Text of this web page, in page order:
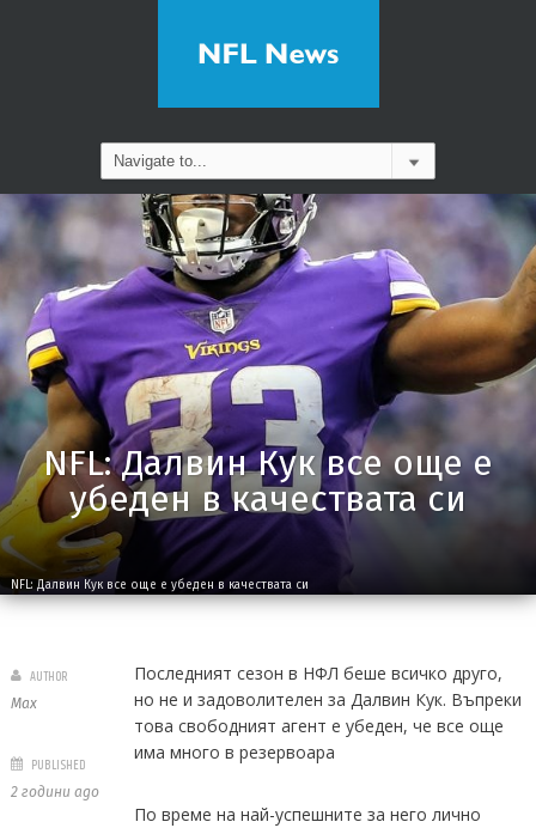
NFL: Далвин Кук все още е
убеден в качествата си
NFL: Далвин Кук все още е убеден в качествата си
Последният сезон в НФЛ беше всичко друго,
но не и задоволителен за Далвин Кук. Въпреки
това свободният агент е убеден, че все още
има много в резервоара
По време на най-успешните за него лично
AUTHOR
Max
PUBLISHED
2 години ago